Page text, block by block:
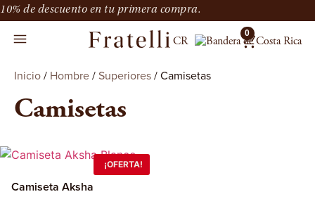
10% de descuento en tu primera compra.
CR
0
Inicio/ Hombre/Superiores/ Camisetas
Camisetas
Camiseta Aksha
¡OFERTA!